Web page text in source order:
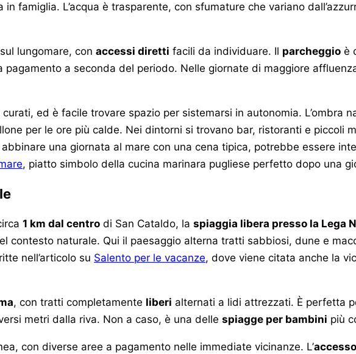
in famiglia. L’acqua è trasparente, con sfumature che variano
lungomare, con accessi diretti facili da individuare. Il parcheggio è
a seconda del periodo. Nelle giornate di maggiore
curati, ed è facile trovare spazio per sistemarsi in autonomia. L’ombra
per le ore più calde. Nei dintorni si trovano bar, ristoranti e piccoli
una giornata al mare con una cena tipica, potrebbe essere
, piatto simbolo della cucina marinara pugliese perfetto dopo una
1 km dal centro di San Cataldo, la spiaggia libera presso la Lega
contesto naturale. Qui il paesaggio alterna tratti sabbiosi, dune e
nell’articolo su Salento per le vacanze, dove viene citata anche la
, con tratti completamente liberi alternati a lidi attrezzati. È perfetta
metri dalla riva. Non a caso, è una delle spiagge per bambini più
con diverse aree a pagamento nelle immediate vicinanze. L’accesso